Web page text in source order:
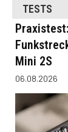
TESTS
Mini 2S
06.08.2026